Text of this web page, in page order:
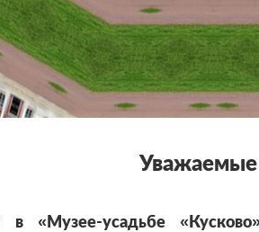
в «Музее-усадьбе